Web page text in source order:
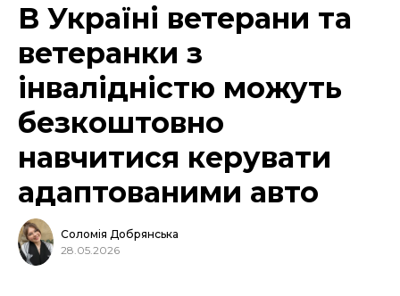
В Україні ветерани та
ветеранки з
інвалідністю можуть
безкоштовно
навчитися керувати
адаптованими авто
Соломія Добрянська
28.05.2026